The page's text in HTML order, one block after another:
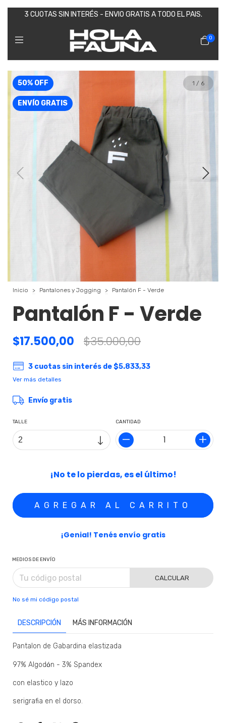
3 CUOTAS SIN INTERÉS - ENVIO GRATIS A TODO EL PAIS.
0
50% OFF
ENVÍO GRATIS
1 / 6
Inicio > Pantalones y Jogging > Pantalón F - Verde
Pantalón F - Verde
$17.500,00 $35.000,00
3 cuotas sin interés de$5.833,33
Ver más detalles
Envío gratis
TALLE CANTIDAD
¡No te lo pierdas, es el último!
¡Genial! Tenés envío gratis
MEDIOS DE ENVÍO
CALCULAR
No sé mi código postal
DESCRIPCIÓN MÁS INFORMACIÓN
Pantalon de Gabardina elastizada
97% Algodón - 3% Spandex
con elastico y lazo
serigrafia en el dorso.